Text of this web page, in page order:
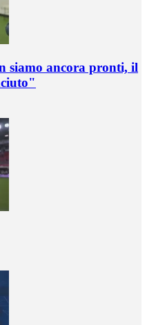
siamo ancora pronti, il